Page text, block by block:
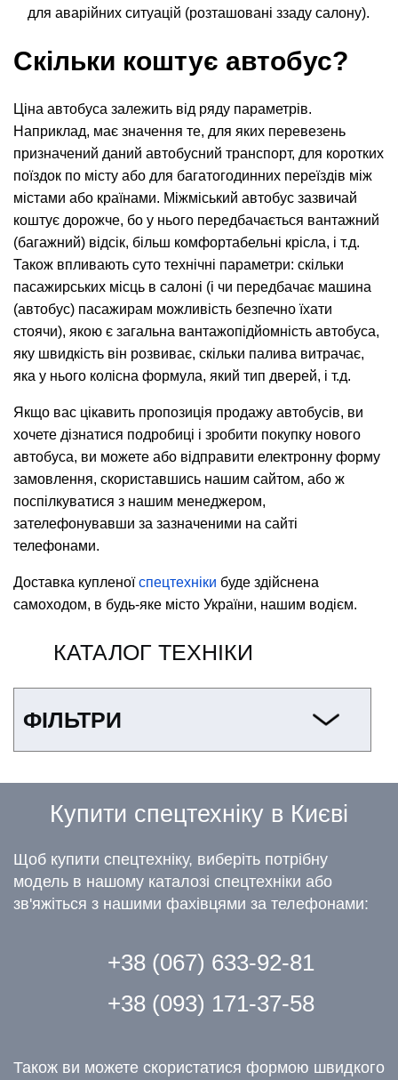
для аварійних ситуацій (розташовані ззаду салону).
Скільки коштує автобус?
Ціна автобуса залежить від ряду параметрів.
Наприклад, має значення те, для яких перевезень
призначений даний автобусний транспорт, для коротких
поїздок по місту або для багатогодинних переїздів між
містами або країнами. Міжміський автобус зазвичай
коштує дорожче, бо у нього передбачається вантажний
(багажний) відсік, більш комфортабельні крісла, і т.д.
Також впливають суто технічні параметри: скільки
пасажирських місць в салоні (і чи передбачає машина
(автобус) пасажирам можливість безпечно їхати
стоячи), якою є загальна вантажопідйомність автобуса,
яку швидкість він розвиває, скільки палива витрачає,
яка у нього колісна формула, який тип дверей, і т.д.
Якщо вас цікавить пропозиція продажу автобусів, ви
хочете дізнатися подробиці і зробити покупку нового
автобуса, ви можете або відправити електронну форму
замовлення, скориставшись нашим сайтом, або ж
поспілкуватися з нашим менеджером,
зателефонувавши за зазначеними на сайті
телефонами.
Доставка купленоїспецтехніки буде здійснена
самоходом, в будь-яке місто України, нашим водієм.
КАТАЛОГ ТЕХНІКИ
ФІЛЬТРИ
Купити спецтехніку в Києві
Щоб купити спецтехніку, виберіть потрібну
модель в нашому каталозі спецтехніки або
зв'яжіться з нашими фахівцями за телефонами:
+38 (067) 633-92-81
+38 (093) 171-37-58
Також ви можете скористатися формою швидкого